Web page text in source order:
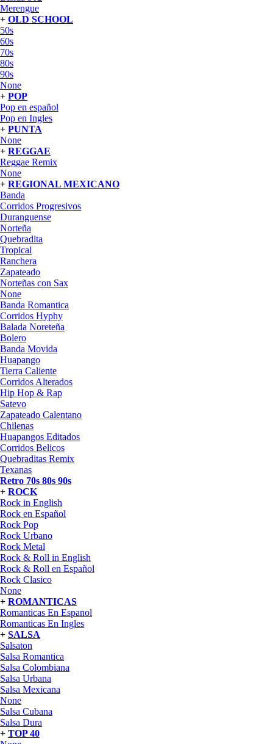
Merengue
+ OLD SCHOOL
50s
60s
70s
80s
90s
None
+ POP
Pop en español
Pop en Ingles
+ PUNTA
None
+ REGGAE
Reggae Remix
None
+ REGIONAL MEXICANO
Banda
Corridos Progresivos
Duranguense
Norteña
Quebradita
Tropical
Ranchera
Zapateado
Norteñas con Sax
None
Banda Romantica
Corridos Hyphy
Balada Noreteña
Bolero
Banda Movida
Huapango
Tierra Caliente
Corridos Alterados
Hip Hop & Rap
Satevo
Zapateado Calentano
Chilenas
Huapangos Editados
Corridos Belicos
Quebraditas Remix
Texanas
Retro 70s 80s 90s
+ ROCK
Rock in English
Rock en Español
Rock Pop
Rock Urbano
Rock Metal
Rock & Roll in English
Rock & Roll en Español
Rock Clasico
None
+ ROMANTICAS
Romanticas En Espanol
Romanticas En Ingles
+ SALSA
Salsaton
Salsa Romantica
Salsa Colombiana
Salsa Urbana
Salsa Mexicana
None
Salsa Cubana
Salsa Dura
+ TOP 40